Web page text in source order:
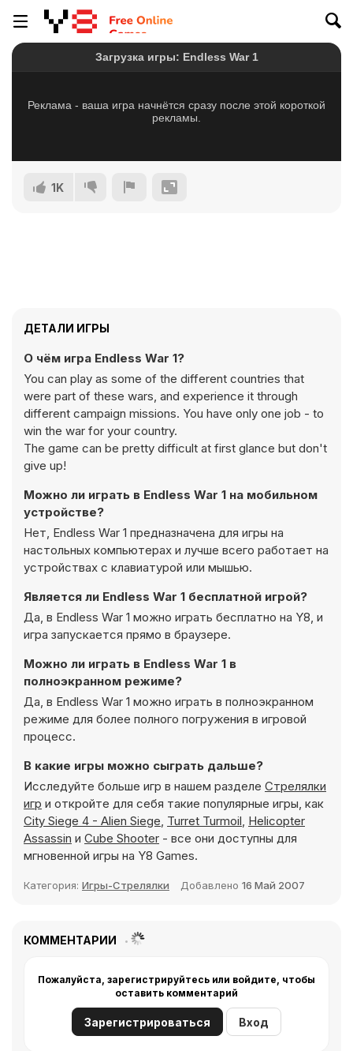
1K
ДЕТАЛИ ИГРЫ
О чём игра Endless War 1?
You can play as some of the different countries that
were part of these wars, and experience it through
different campaign missions. You have only one job - to
win the war for your country.
The game can be pretty difficult at first glance but don't
give up!
Можно ли играть в Endless War 1 на мобильном
устройстве?
Нет, Endless War 1 предназначена для игры на
настольных компьютерах и лучше всего работает на
устройствах с клавиатурой или мышью.
Является ли Endless War 1 бесплатной игрой?
Да, в Endless War 1 можно играть бесплатно на Y8, и
игра запускается прямо в браузере.
Можно ли играть в Endless War 1 в
полноэкранном режиме?
Да, в Endless War 1 можно играть в полноэкранном
режиме для более полного погружения в игровой
процесс.
В какие игры можно сыграть дальше?
Исследуйте больше игр в нашем разделе Стрелялки
игр и откройте для себя такие популярные игры, как
City Siege 4 - Alien Siege, Turret Turmoil, Helicopter
Assassin и Cube Shooter - все они доступны для
мгновенной игры на Y8 Games.
Категория: Игры-Стрелялки Добавлено 16 Май 2007
КОММЕНТАРИИ
Пожалуйста, зарегистрируйтесь или войдите, чтобы
оставить комментарий
Зарегистрироваться Вход